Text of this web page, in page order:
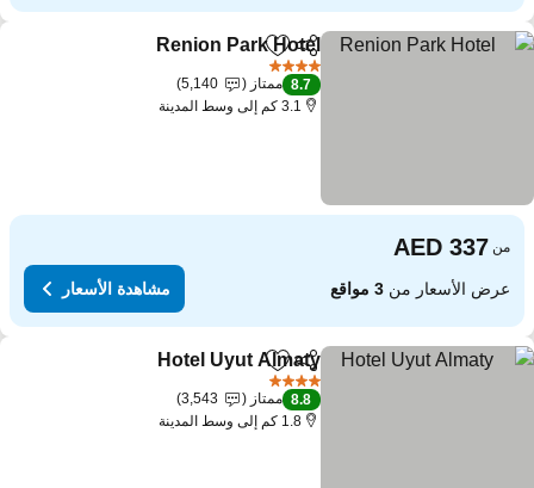
مشاركةAdd to favorites
Renion Park Hotel
8.7 ممتاز
5,140
3.1 كم إلى وسط المدينة
من
عرض الأسعار من3 مواقع مشاهدة الأسعار
مشاركةAdd to favorites
Hotel Uyut Almaty
8.8 ممتاز
3,543
1.8 كم إلى وسط المدينة